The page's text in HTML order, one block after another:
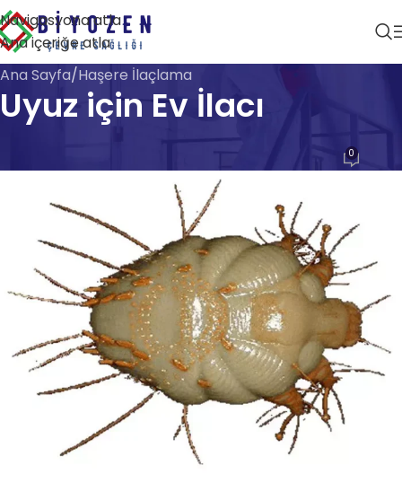
Navigasyona atla
Ana içeriğe atla
Ana Sayfa Haşere İlaçlama
Uyuz için Ev İlacı
HAŞERE İLAÇLAMA
0